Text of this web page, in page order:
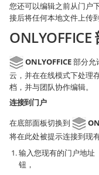
您还可以编辑之前从门户
接后将任何本地文件上传
ONLYOFFICE
ONLYOFFICE部分允
云，并在在线模式下处理
档，并与团队协作编辑。
连接到门户
在底部面板切换到
将在此处被提示连接到现
输入您现有的门户地址
钮，